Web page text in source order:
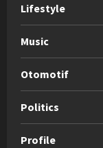
Lifestyle
Music
Otomotif
Politics
Profile